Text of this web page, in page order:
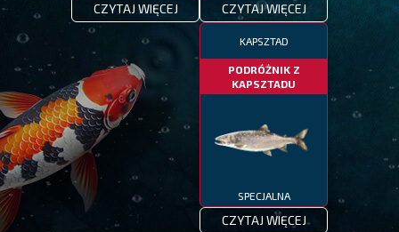
CZYTAJ WIĘCEJ CZYTAJ WIĘCEJ
KAPSZTAD
PODRÓŻNIK Z
KAPSZTADU
SPECJALNA
CZYTAJ WIĘCEJ